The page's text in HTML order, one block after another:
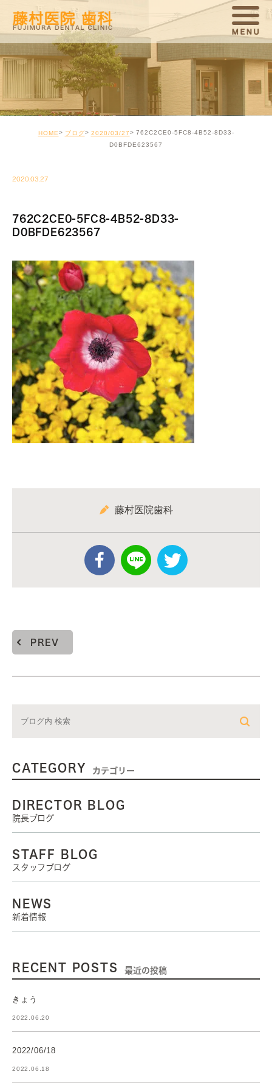
HOME ブログ 2020/03/27
762C2CE0-5FC8-4B52-8D33-
D0BFDE623567
2020.03.27
762C2CE0-5FC8-4B52-8D33-
D0BFDE623567
藤村医院歯科
PREV
CATEGORY カテゴリー
DIRECTOR BLOG
院長ブログ
STAFF BLOG
スタッフブログ
NEWS
新着情報
RECENT POSTS 最近の投稿
きょう
2022.06.20
2022/06/18
2022.06.18